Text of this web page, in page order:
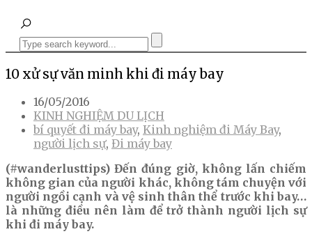
10 xử sự văn minh khi đi máy bay
16/05/2016
KINH NGHIỆM DU LỊCH
bí quyết đi máy bay, Kinh nghiệm đi Máy Bay,
người lịch sự, Đi máy bay
(#wanderlusttips) Đến đúng giờ, không lấn chiếm
không gian của người khác, không tám chuyện với
người ngồi cạnh và vệ sinh thân thể trước khi bay…
là những điều nên làm để trở thành người lịch sự
khi đi máy bay.